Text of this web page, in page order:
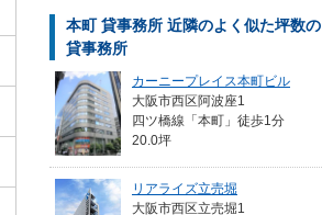
本町 貸事務所 近隣のよく似た坪数の
貸事務所
カーニープレイス本町ビル
大阪市西区阿波座1
四ツ橋線「本町」徒歩1分
20.0坪
リアライズ立売堀
大阪市西区立売堀1